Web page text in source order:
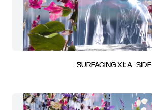
SURFACING XI: A-SIDE